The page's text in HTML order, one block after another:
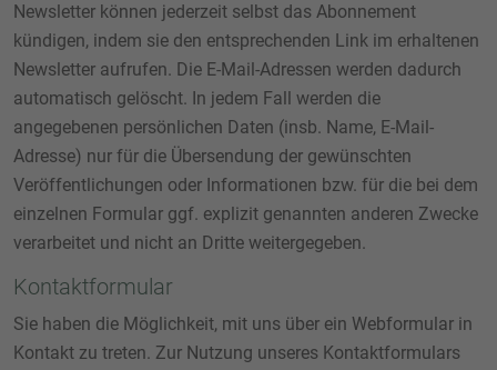
Newsletter können jederzeit selbst das Abonnement
kündigen, indem sie den entsprechenden Link im erhaltenen
Newsletter aufrufen. Die E-Mail-Adressen werden dadurch
automatisch gelöscht. In jedem Fall werden die
angegebenen persönlichen Daten (insb. Name, E-Mail-
Adresse) nur für die Übersendung der gewünschten
Veröffentlichungen oder Informationen bzw. für die bei dem
einzelnen Formular ggf. explizit genannten anderen Zwecke
verarbeitet und nicht an Dritte weitergegeben.
Kontaktformular
Sie haben die Möglichkeit, mit uns über ein Webformular in
Kontakt zu treten. Zur Nutzung unseres Kontaktformulars